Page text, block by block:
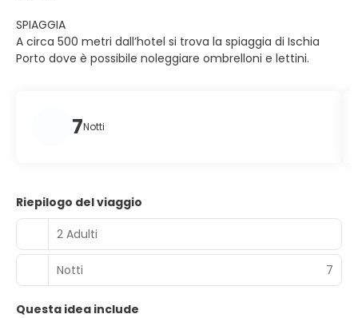
SPIAGGIA
A circa 500 metri dall’hotel si trova la spiaggia di Ischia
Porto dove è possibile noleggiare ombrelloni e lettini.
7Notti
Riepilogo del viaggio
2 Adulti
Notti 7
Questa idea include